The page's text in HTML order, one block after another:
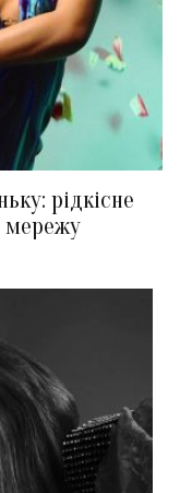
рідкісне
мережу